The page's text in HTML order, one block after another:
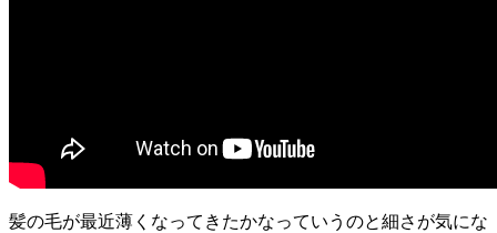
髪の毛が最近薄くなってきたかなっていうのと細さが気にな